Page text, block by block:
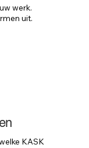
werk.
uit.
KASK